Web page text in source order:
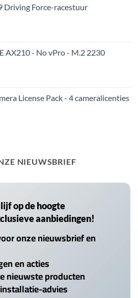
Driving Force-racestuur
AX210 - No vPro - M.2 2230
License Pack - 4 cameralicenties
NIEUWSBRIEF
op de hoogte
aanbiedingen!
onze nieuwsbrief en
en acties
nieuwste producten
advies